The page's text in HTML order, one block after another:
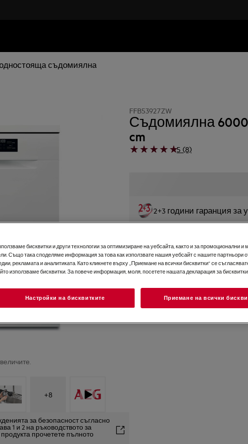
съдомиялна
+8
за безопасност съгласно
1 и 2 на ръководството за
прочетете пълното
FFB53927ZW
Съдомиялна 6000
cm
5 (8)
2+3 години гаранция за
бисквитки и други технологии за оптимизиране на уебсайта, както и за промоционални и
Също така споделяме информация за това как използвате нашия уебсайт с нашите партньори
рекламата и аналитиката. Като кликнете върху „Приемане на всички бисквитки“ се
използваме бисквитки. За повече информация, моля, посетете нашата декларация за бисквитки.
Настройки на бисквитките Приемане на всички